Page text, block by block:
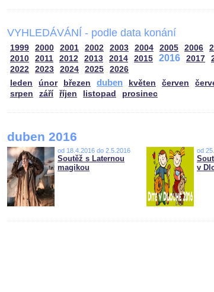
VYHLEDÁVÁNÍ - podle data konání
1999 2000 2001 2002 2003 2004 2005 2006
2010
2011 2012 2013 2014 2015 2016 2017
2022
2023 2024 2025
2026
leden
únor březen duben květen červen
srpen
září říjen listopad prosinec
duben 2016
od 18.4.2016 do 2.5.2016
Soutěž s Laternou
magikou
od
v